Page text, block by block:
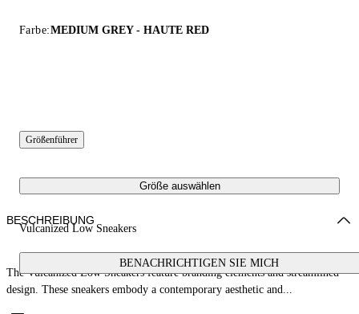
Farbe:MEDIUM GREY - HAUTE RED
Größenführer
Größe auswählen
Vulcanized Low Sneakers
BENACHRICHTIGEN SIE MICH
BESCHREIBUNG
The Vulcanized Low Sneakers feature branding elements and streamlined
design. These sneakers embody a contemporary aesthetic and...